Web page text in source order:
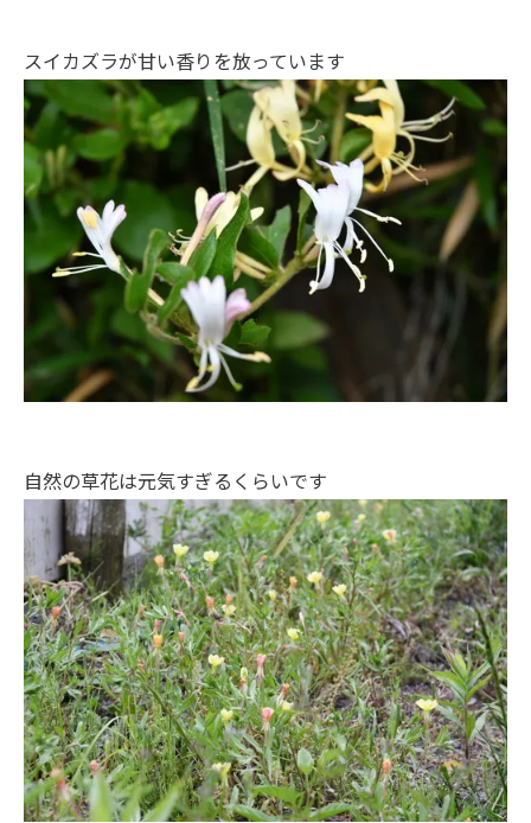
スイカズラが甘い香りを放っています
自然の草花は元気すぎるくらいです